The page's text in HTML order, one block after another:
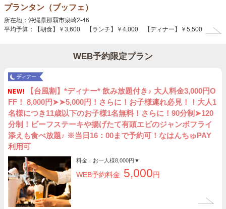
プランタン（ブッフェ）
所在地：沖縄県那覇市泉崎2-46
平均予算：【朝食】￥3,600 【ランチ】￥4,000 【ディナー】￥5,500
WEB予約限定プラン
【台風割】*ディナー* 飲み放題付き♪ 大人料金3,000円O
FF！ 8,000円➤➤5,000円！さらに！お子様連れ必見！！大人1
名様につき11歳以下のお子様1名無料！さらに！90分制➤120
分制！ビーフステーキや揚げたて有頭エビのジャンボフライ
添えも食べ放題♪ ※当日16：00まで予約可！なはんちゅPAY
利用可
料金：お一人様8,000円 ▼
WEB予約料金 5,000円